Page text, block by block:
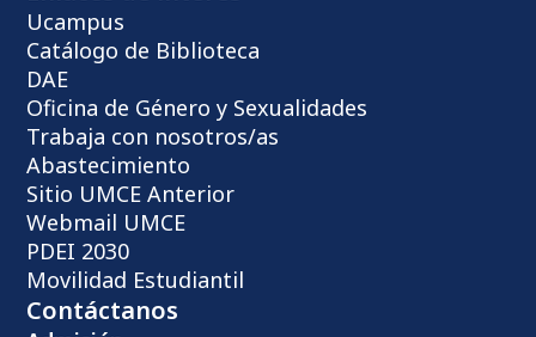
Ucampus
Catálogo de Biblioteca
DAE
Oficina de Género y Sexualidades
Trabaja con nosotros/as
Abastecimiento
Sitio UMCE Anterior
Webmail UMCE
PDEI 2030
Movilidad Estudiantil
Contáctanos